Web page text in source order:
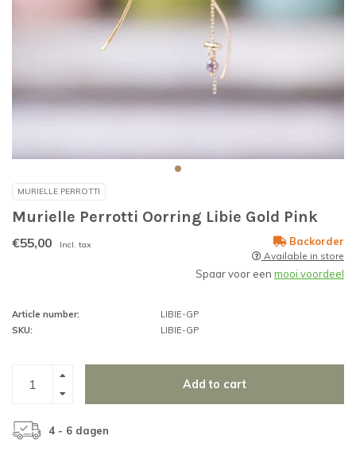
MURIELLE PERROTTI
Murielle Perrotti Oorring Libie Gold Pink
€55,00 Incl. tax Backorder
Available in store
Spaar voor een mooi voordeel
Article number:
LIBIE-GP
SKU:
LIBIE-GP
Add to cart
4 - 6 dagen